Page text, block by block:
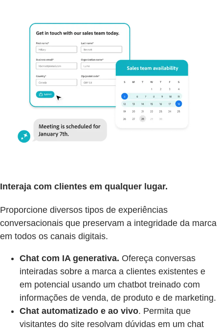
Interaja com clientes em qualquer lugar.
Proporcione diversos tipos de experiências
conversacionais que preservam a integridade da marca
em todos os canais digitais.
Chat com IA generativa. Ofereça conversas
inteiradas sobre a marca a clientes existentes e
em potencial usando um chatbot treinado com
informações de venda, de produto e de marketing.
Chat automatizado e ao vivo. Permita que
visitantes do site resolvam dúvidas em um chat